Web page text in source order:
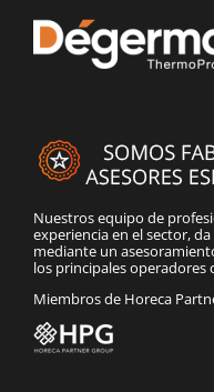
Nuestros equipo de
experiencia en el sector,
mediante un
los principales operadores
Miembros de Horeca